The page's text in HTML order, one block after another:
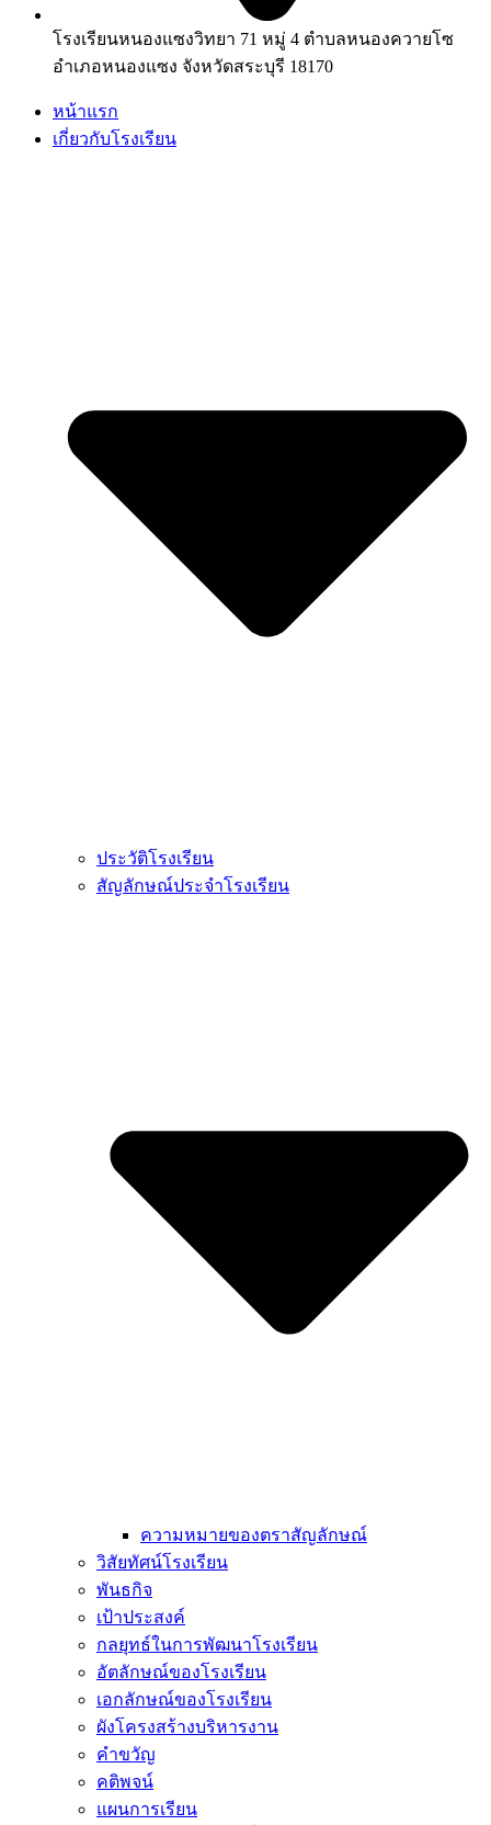
โรงเรียนหนองแซงวิทยา 71 หมู่ 4 ตำบลหนองควายโซ
อำเภอหนองแซง จังหวัดสระบุรี 18170
หน้าแรก
เกี่ยวกับโรงเรียน
ประวัติโรงเรียน
สัญลักษณ์ประจำโรงเรียน
ความหมายของตราสัญลักษณ์
วิสัยทัศน์โรงเรียน
พันธกิจ
เป้าประสงค์
กลยุทธ์ในการพัฒนาโรงเรียน
อัตลักษณ์ของโรงเรียน
เอกลักษณ์ของโรงเรียน
ผังโครงสร้างบริหารงาน
คำขวัญ
คติพจน์
แผนการเรียน